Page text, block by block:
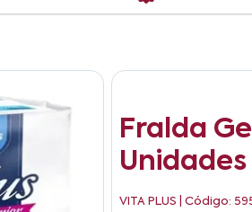
Fralda
Unidades
VITA PLUS | Código: